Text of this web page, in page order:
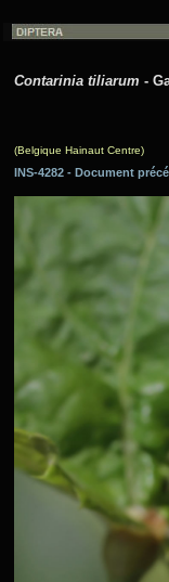
Contarinia tiliarum -
(Belgique Hainaut Centre)
INS-4282 - Document